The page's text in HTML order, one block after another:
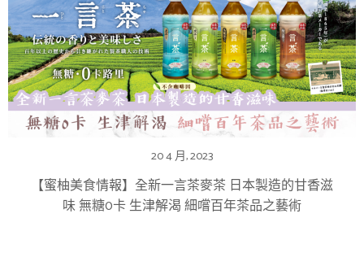
20 4 月, 2023
【蜜柚美食情報】全新一言茶麥茶 日本製造的甘香滋
味 無糖0卡 生津解渴 細嚐百年茶品之藝術